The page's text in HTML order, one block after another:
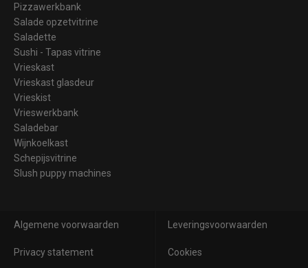
Pizzawerkbank
Salade opzetvitrine
Saladette
Sushi - Tapas vitrine
Vrieskast
Vrieskast glasdeur
Vrieskist
Vrieswerkbank
Saladebar
Wijnkoelkast
Schepijsvitrine
Slush puppy machines
Algemene voorwaarden Leveringsvoorwaarden
Privacy statement Cookies